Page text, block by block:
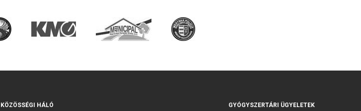
KÖZÖSSÉGI HÁLÓ GYÓGYSZERTÁRI ÜGYELETEK